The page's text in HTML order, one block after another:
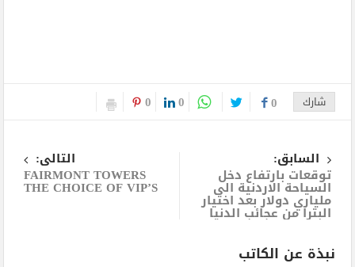
شارك 0
0
0
السابق:
توقعات بارتفاع دخل
السياحة الاردنية الى
ملياري دولار بعد اختيار
البترا من عجائب الدنيا
التالى:
FAIRMONT TOWERS
THE CHOICE OF VIP’S
نبذة عن الكاتب